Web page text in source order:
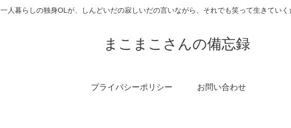
一人暮らしの独身OLが、しんどいだの寂しいだの言いながら、それでも笑って生きていく
まこまこさんの備忘録
プライバシーポリシー お問い合わせ